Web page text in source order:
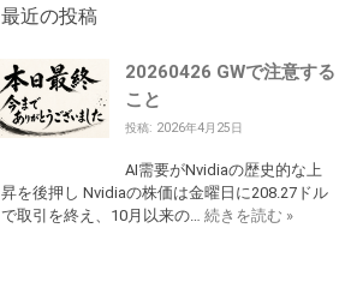
最近の投稿
20260426 GWで注意する
こと
投稿: 2026年4月25日
AI需要がNvidiaの歴史的な上
昇を後押し Nvidiaの株価は金曜日に208.27ドル
で取引を終え、10月以来の…続きを読む »